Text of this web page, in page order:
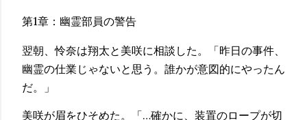
第1章：幽霊部員の警告
翌朝、怜奈は翔太と美咲に相談した。「昨日の事件、
幽霊の仕業じゃないと思う。誰かが意図的にやったん
だ。」
美咲が眉をひそめた。「…確かに、装置のロープが切